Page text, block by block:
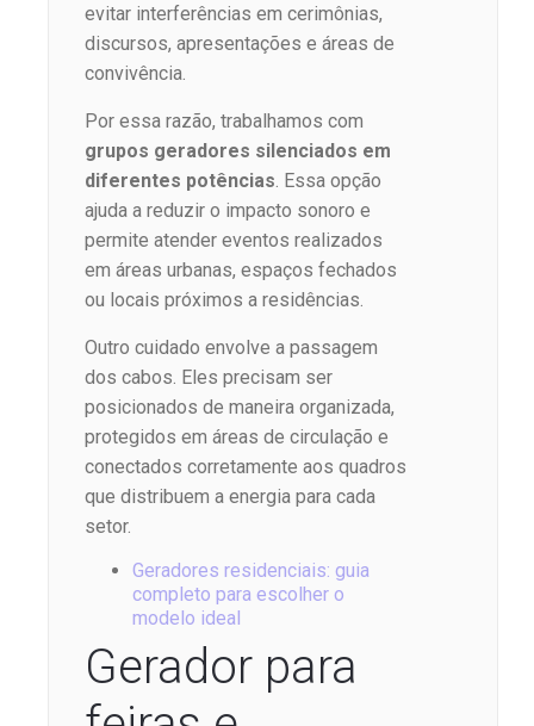
evitar interferências em cerimônias,
discursos, apresentações e áreas de
convivência.
Por essa razão, trabalhamos com
grupos geradores silenciados em
diferentes potências. Essa opção
ajuda a reduzir o impacto sonoro e
permite atender eventos realizados
em áreas urbanas, espaços fechados
ou locais próximos a residências.
Outro cuidado envolve a passagem
dos cabos. Eles precisam ser
posicionados de maneira organizada,
protegidos em áreas de circulação e
conectados corretamente aos quadros
que distribuem a energia para cada
setor.
Geradores residenciais: guia
completo para escolher o
modelo ideal
Gerador para